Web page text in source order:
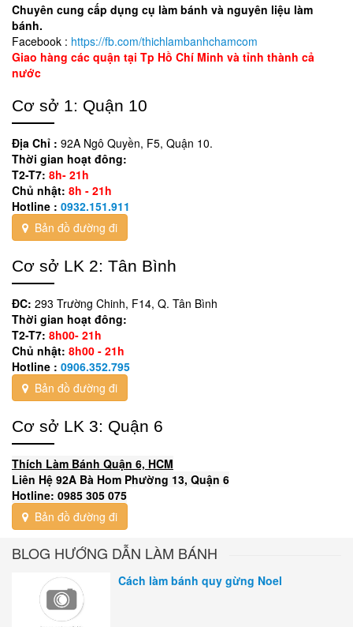
Chuyên cung cấp dụng cụ làm bánh và nguyên liệu làm
bánh.
Facebook : https://fb.com/thichlambanhchamcom
Giao hàng các quận tại Tp Hồ Chí Minh và tỉnh thành cả
nước
Cơ sở 1: Quận 10
Địa Chỉ : 92A Ngô Quyền, F5, Quận 10.
Thời gian hoạt đông:
T2-T7: 8h- 21h
Chủ nhật: 8h - 21h
Hotline : 0932.151.911
Bản đồ đường đi
Cơ sở LK 2: Tân Bình
ĐC: 293 Trường Chinh, F14, Q. Tân Bình
Thời gian hoạt đông:
T2-T7: 8h00- 21h
Chủ nhật: 8h00 - 21h
Hotline : 0906.352.795
Bản đồ đường đi
Cơ sở LK 3: Quận 6
Thích Làm Bánh Quận 6, HCM
Liên Hệ 92A Bà Hom Phường 13, Quận 6
Hotline: 0985 305 075
Bản đồ đường đi
BLOG HƯỚNG DẪN LÀM BÁNH
Cách làm bánh quy gừng Noel